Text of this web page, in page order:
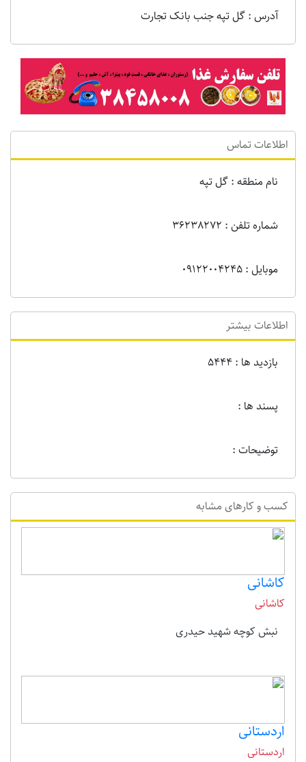
آدرس : گل تپه جنب بانک تجارت
اطلاعات تماس
نام منطقه : گل تپه
شماره تلفن : 36238272
موبایل : 09122004245
اطلاعات بیشتر
بازدید ها : 5444
پسند ها :
توضیحات :
کسب و کارهای مشابه
کاشانی
کاشانی
نبش کوچه شهید حیدری
اردستانی
اردستانی